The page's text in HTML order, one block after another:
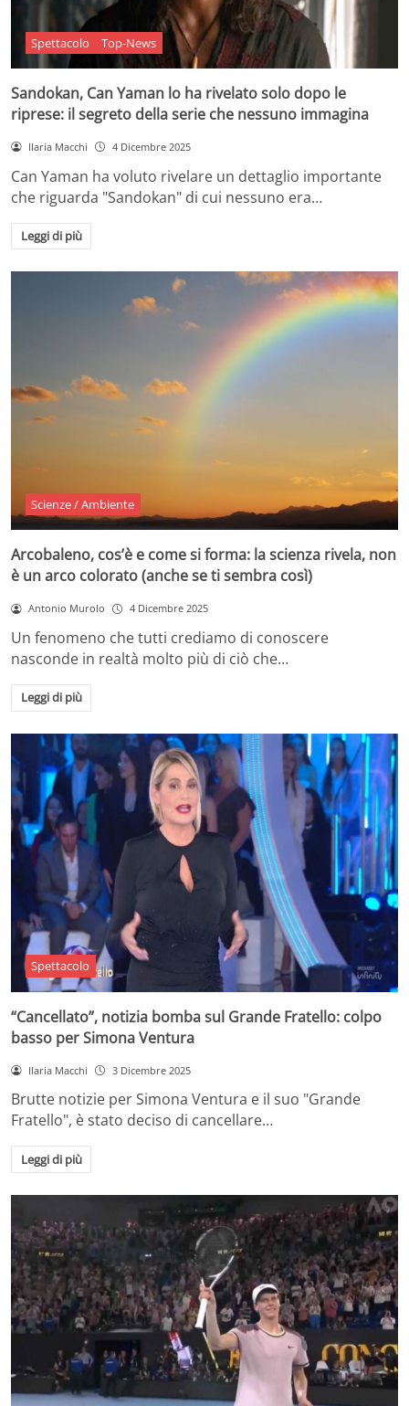
Spettacolo Top-News
Sandokan, Can Yaman lo ha rivelato solo dopo le
riprese: il segreto della serie che nessuno immagina
Ilaria Macchi 4 Dicembre 2025
Can Yaman ha voluto rivelare un dettaglio importante
che riguarda "Sandokan" di cui nessuno era…
Leggi di più
Scienze / Ambiente
Arcobaleno, cos’è e come si forma: la scienza rivela, non
è un arco colorato (anche se ti sembra così)
Antonio Murolo 4 Dicembre 2025
Un fenomeno che tutti crediamo di conoscere
nasconde in realtà molto più di ciò che…
Leggi di più
Spettacolo
“Cancellato”, notizia bomba sul Grande Fratello: colpo
basso per Simona Ventura
Ilaria Macchi 3 Dicembre 2025
Brutte notizie per Simona Ventura e il suo "Grande
Fratello", è stato deciso di cancellare…
Leggi di più